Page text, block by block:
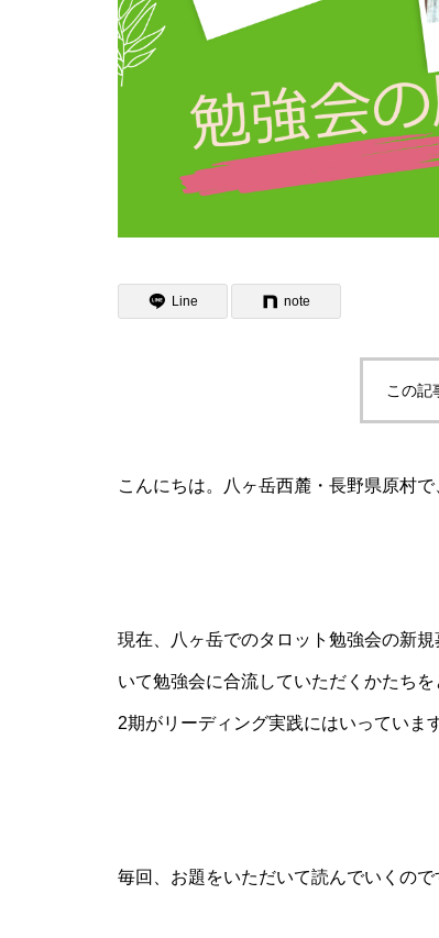
Line note
この記
こんにちは。八ヶ岳西麓・長野県原村
現在、八ヶ岳でのタロット勉強会の新
いて勉強会に合流していただくかたち
2期がリーディング実践にはいっています
毎回、お題をいただいて読んでいくの